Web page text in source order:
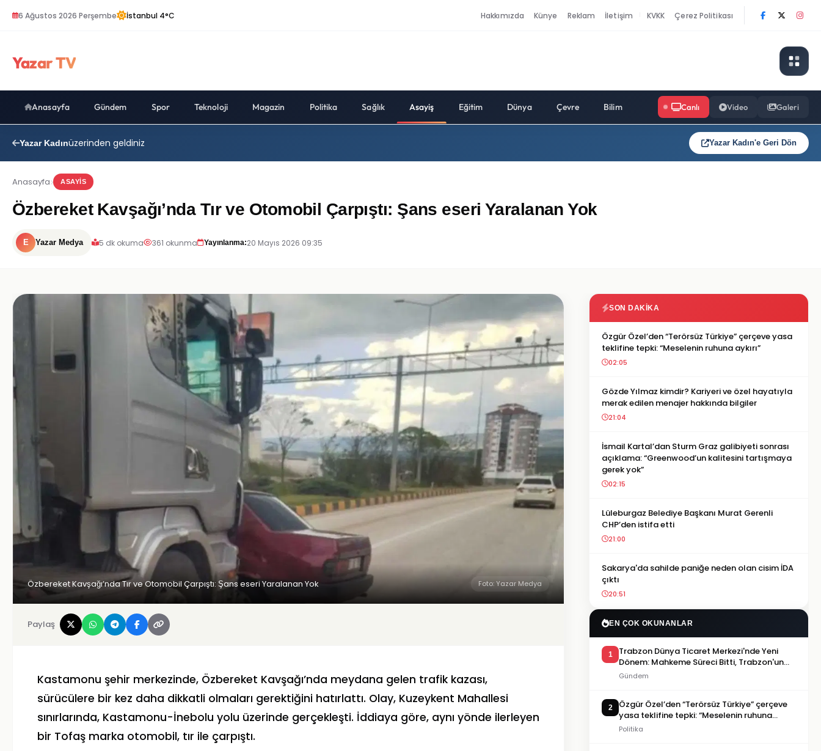
6 Ağustos 2026 Perşembe İstanbul 4°C Hakkımızda Künye Reklam İletişim KVKK Çerez Politikası
Yazar TV
Anasayfa Gündem Spor Teknoloji Magazin Politika Sağlık Asayiş Eğitim Dünya Çevre Bilim Canlı Video Galeri
Yazar Kadınüzerinden geldiniz Yazar Kadın'e Geri Dön
Anasayfa ASAYIS
Özbereket Kavşağı’nda Tır ve Otomobil Çarpıştı: Şans eseri Yaralanan Yok
E Yazar Medya 5 dk okuma 361 okunma Yayınlanma:20 Mayıs 2026 09:35
Özbereket Kavşağı’nda Tır ve Otomobil Çarpıştı: Şans eseri Yaralanan Yok Foto: Yazar Medya
Paylaş
Kastamonu şehir merkezinde, Özbereket Kavşağı’nda meydana gelen trafik kazası,
sürücülere bir kez daha dikkatli olmaları gerektiğini hatırlattı. Olay, Kuzeykent Mahallesi
sınırlarında, Kastamonu-İnebolu yolu üzerinde gerçekleşti. İddiaya göre, aynı yönde ilerleyen
bir Tofaş marka otomobil, tır ile çarpıştı.
SON DAKIKA
Özgür Özel’den “Terörsüz Türkiye” çerçeve yasa
teklifine tepki: “Meselenin ruhuna aykırı”
02:05
Gözde Yılmaz kimdir? Kariyeri ve özel hayatıyla
merak edilen menajer hakkında bilgiler
21:04
İsmail Kartal’dan Sturm Graz galibiyeti sonrası
açıklama: “Greenwood’un kalitesini tartışmaya
gerek yok”
02:15
Lüleburgaz Belediye Başkanı Murat Gerenli
CHP’den istifa etti
21:00
Sakarya'da sahilde paniğe neden olan cisim İDA
çıktı
20:51
EN ÇOK OKUNANLAR
1
Trabzon Dünya Ticaret Merkezi'nde Yeni
Dönem: Mahkeme Süreci Bitti, Trabzon'un
Dev Projesi Ne Zaman Tamamlanacak?
Gündem
2
Özgür Özel’den “Terörsüz Türkiye” çerçeve
yasa teklifine tepki: “Meselenin ruhuna
aykırı”
Politika